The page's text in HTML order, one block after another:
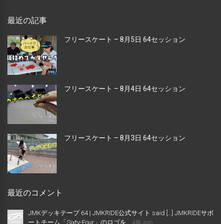
最近の記事
フリースケート – 8月5日 64セッション
フリースケート – 8月4日 64セッション
フリースケート – 8月3日 64セッション
最近のコメント
JMKデッキテープ 64 | JMKRIDE公式サイト said […] JMKRIDEサポ
ートチーム「Sixty-Four」のロゴを...
4年 ago